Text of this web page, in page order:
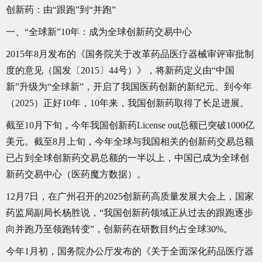
创新药：由“跟跑”到“并跑”
一、“全球新”10年：成为全球创新药交易中心
2015年8月发布的《国务院关于改革药品医疗器械审评审批制
度的意见（国发〔2015〕44号）》，将新药定义由“中国
新”升级为“全球新”，开启了我国医药创新的新纪元。到今年
（2025）正好10年，10年来，我国创新药取得了长足进展。
截至10月下旬，今年我国创新药License out总额已突破1000亿
美元。截至8月上旬，今年全球与我国相关的创新药交易总额
已占到全球创新药交易总额的一半以上，中国已成为全球创
新药交易中心（医药魔方数据）。
12月7日，在广州召开的2025创新药高质量发展大会上，国家
药监局副局长杨胜说，“我国创新药领域正从过去的跟跑逐步
向并跑乃至领跑转变‌”，创新药在研数目约占全球30%。
今年1月初，国务院办公厅发布的《关于全面深化药品医疗器